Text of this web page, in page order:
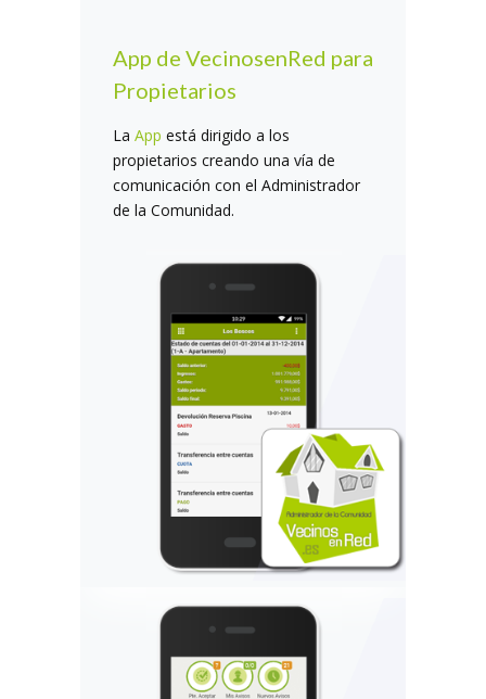
App de VecinosenRed para
Propietarios
La App está dirigido a los
propietarios creando una vía de
comunicación con el Administrador
de la Comunidad.